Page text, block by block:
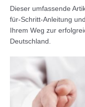
Dieser umfassende
für-Schritt-Anleitung
Ihrem Weg zur
Deutschland.